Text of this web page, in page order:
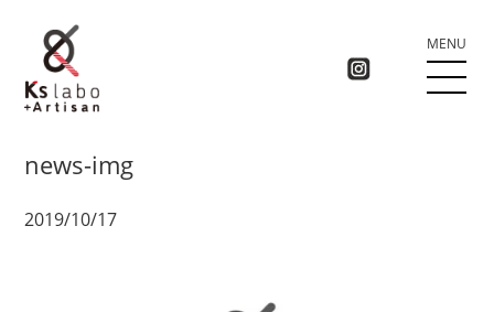
MENU
news-img
2019/10/17